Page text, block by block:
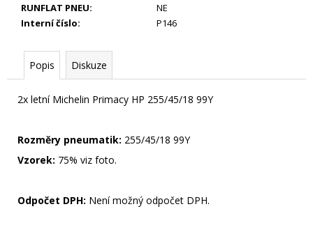
RUNFLAT PNEU:
NE
Interní číslo: P146
Popis Diskuze
2x letní Michelin Primacy HP 255/45/18 99Y
Rozměry pneumatik: 255/45/18 99Y
Vzorek: 75% viz foto.
Odpočet DPH: Není možný odpočet DPH.
KS
25
Kč